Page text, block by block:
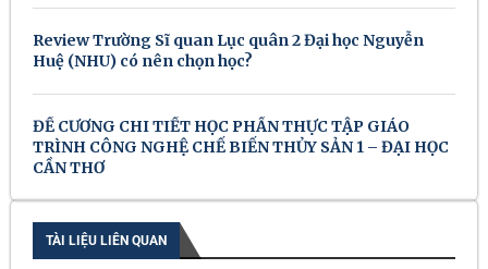
Review Trường Sĩ quan Lục quân 2 Đại học Nguyễn
Huệ (NHU) có nên chọn học?
ĐỀ CƯƠNG CHI TIẾT HỌC PHẦN THỰC TẬP GIÁO
TRÌNH CÔNG NGHỆ CHẾ BIẾN THỦY SẢN 1 – ĐẠI HỌC
CẦN THƠ
TÀI LIỆU LIÊN QUAN